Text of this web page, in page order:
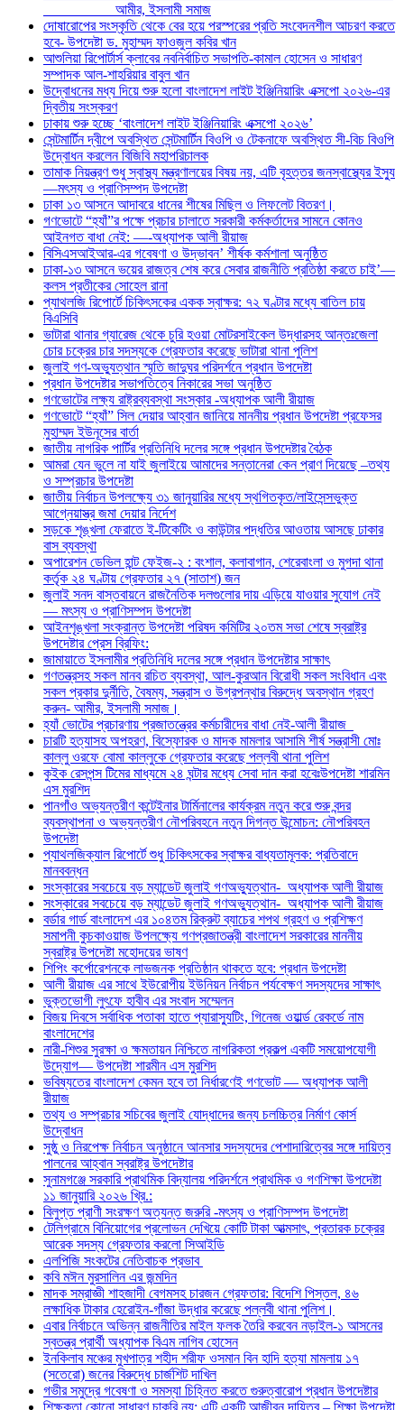
আমীর, ইসলামী সমাজ
দোষারোপের সংস্কৃতি থেকে বের হয়ে পরস্পরের প্রতি সংবেদনশীল আচরণ করতে
হবে- উপদেষ্টা ড. মুহাম্মদ ফাওজুল কবির খান
আশুলিয়া রিপোর্টার্স ক্লাবের নবনির্বাচিত সভাপতি-কামাল হোসেন ও সাধারণ
সম্পাদক আল-শাহরিয়ার বাবুল খান
উদ্বোধনের মধ্য দিয়ে শুরু হলো বাংলাদেশ লাইট ইঞ্জিনিয়ারিং এক্সপো ২০২৬-এর
দ্বিতীয় সংস্করণ
ঢাকায় শুরু হচ্ছে ‘বাংলাদেশ লাইট ইঞ্জিনিয়ারিং এক্সপো ২০২৬’
সেন্টমার্টিন দ্বীপে অবস্থিত সেন্টমার্টিন বিওপি ও টেকনাফে অবস্থিত সী-বিচ বিওপি
উদ্বোধন করলেন বিজিবি মহাপরিচালক
তামাক নিয়ন্ত্রণ শুধু স্বাস্থ্য মন্ত্রণালয়ের বিষয় নয়, এটি বৃহত্তর জনস্বাস্থ্যের ইস্যু
—মৎস্য ও প্রাণিসম্পদ উপদেষ্টা
ঢাকা ১৩ আসনে আদাবরে ধানের শীষের মিছিল ও লিফলেট বিতরণ।
গণভোটে “হ্যাঁ”র পক্ষে প্রচার চালাতে সরকারী কর্মকর্তাদের সামনে কোনও
আইনগত বাধা নেই: —-অধ্যাপক আলী রীয়াজ
বিসিএসআইআর-এর গবেষণা ও উদ্ভাবন’ শীর্ষক কর্মশালা অনুষ্ঠিত
ঢাকা-১৩ আসনে ভয়ের রাজত্ব শেষ করে সেবার রাজনীতি প্রতিষ্ঠা করতে চাই’—
কলস প্রতীকের সোহেল রানা
প্যাথলজি রিপোর্টে চিকিৎসকের একক স্বাক্ষর: ৭২ ঘণ্টার মধ্যে বাতিল চায়
বিএসিবি
ভাটারা থানার গ্যারেজ থেকে চুরি হওয়া মোটরসাইকেল উদ্ধারসহ আন্তঃজেলা
চোর চক্রের চার সদস্যকে গ্রেফতার করেছে ভাটারা থানা পুলিশ
জুলাই গণ-অভ্যুত্থান স্মৃতি জাদুঘর পরিদর্শনে প্রধান উপদেষ্টা
প্রধান উপদেষ্টার সভাপতিত্বে নিকারের সভা অনুষ্ঠিত
গণভোটের লক্ষ্য রাষ্ট্রব্যবস্থা সংস্কার -অধ্যাপক আলী রীয়াজ
গণভোটে “হ্যাঁ” সিল দেয়ার আহ্বান জানিয়ে মাননীয় প্রধান উপদেষ্টা প্রফেসর
মুহাম্মদ ইউনূসের বার্তা
জাতীয় নাগরিক পার্টির প্রতিনিধি দলের সঙ্গে প্রধান উপদেষ্টার বৈঠক
আমরা যেন ভুলে না যাই জুলাইয়ে আমাদের সন্তানেরা কেন প্রাণ দিয়েছে –তথ্য
ও সম্প্রচার উপদেষ্টা
জাতীয় নির্বাচন উপলক্ষ্যে ৩১ জানুয়ারির মধ্যে স্থগিতকৃত/লাইসেন্সভুক্ত
আগ্নেয়াস্ত্র জমা দেয়ার নির্দেশ
সড়কে শৃঙ্খলা ফেরাতে ই-টিকেটিং ও কাউন্টার পদ্ধতির আওতায় আসছে ঢাকার
বাস ব্যবস্থা
অপারেশন ডেভিল হান্ট ফেইজ-২ : বংশাল, কলাবাগান, শেরেবাংলা ও মুগদা থানা
কর্তৃক ২৪ ঘণ্টায় গ্রেফতার ২৭ (সাতাশ) জন
জুলাই সনদ বাস্তবায়নে রাজনৈতিক দলগুলোর দায় এড়িয়ে যাওয়ার সুযোগ নেই
— মৎস্য ও প্রাণিসম্পদ উপদেষ্টা
আইনশৃঙ্খলা সংক্রান্ত উপদেষ্টা পরিষদ কমিটির ২০তম সভা শেষে স্বরাষ্ট্র
উপদেষ্টার প্রেস ব্রিফিং:
জামায়াতে ইসলামীর প্রতিনিধি দলের সঙ্গে প্রধান উপদেষ্টার সাক্ষাৎ
গণতন্ত্রসহ সকল মানব রচিত ব্যবস্থা, আল-কুরআন বিরোধী সকল সংবিধান এবং
সকল প্রকার দুর্নীতি, বৈষম্য, সন্ত্রাস ও উগ্রপন্থার বিরুদ্ধে অবস্থান গ্রহণ
করুন- আমীর, ইসলামী সমাজ।
হ্যাঁ ভোটের প্রচারণায় প্রজাতন্ত্রের কর্মচারীদের বাধা নেই-আলী রীয়াজ
চারটি হত্যাসহ অপহরণ, বিস্ফোরক ও মাদক মামলার আসামি শীর্ষ সন্ত্রাসী মোঃ
কাল্লু ওরফে বোমা কাল্লুকে গ্রেফতার করেছে পল্লবী থানা পুলিশ
কুইক রেসপন্স টিমের মাধ্যমে ২৪ ঘন্টার মধ্যে সেবা দান করা হবেঃউপদেষ্টা শারমিন
এস মুরশিদ
পানগাঁও অভ্যন্তরীণ কন্টেইনার টার্মিনালের কার্যক্রম নতুন করে শুরু বন্দর
ব্যবস্থাপনা ও অভ্যন্তরীণ নৌপরিবহনে নতুন দিগন্ত উন্মোচন: নৌপরিবহন
উপদেষ্টা
প্যাথলজিক্যাল রিপোর্টে শুধু চিকিৎসকের স্বাক্ষর বাধ্যতামূলক: প্রতিবাদে
মানববন্ধন
সংস্কারের সবচেয়ে বড় ম্যান্ডেট জুলাই গণঅভ্যুত্থান- ⁠ ⁠অধ্যাপক আলী রীয়াজ
সংস্কারের সবচেয়ে বড় ম্যান্ডেট জুলাই গণঅভ্যুত্থান- ⁠ ⁠অধ্যাপক আলী রীয়াজ
বর্ডার গার্ড বাংলাদেশ এর ১০৪তম রিক্রুট ব্যাচের শপথ গ্রহণ ও প্রশিক্ষণ
সমাপনী কুচকাওয়াজ উপলক্ষ্যে গণপ্রজাতন্ত্রী বাংলাদেশ সরকারের মাননীয়
স্বরাষ্ট্র উপদেষ্টা মহোদয়ের ভাষণ
শিপিং কর্পোরেশনকে লাভজনক প্রতিষ্ঠান থাকতে হবে: প্রধান উপদেষ্টা
আলী রীয়াজ এর সাথে ইউরোপীয় ইউনিয়ন নির্বাচন পর্যবেক্ষণ সদস্যদের সাক্ষাৎ
ভুক্তভোগী লুৎফে হাবীব এর সংবাদ সম্মেলন
বিজয় দিবসে সর্বাধিক পতাকা হাতে প্যারাস্যুটিং, গিনেজ ওয়ার্ল্ড রেকর্ডে নাম
বাংলাদেশের
নারী-শিশুর সুরক্ষা ও ক্ষমতায়ন নিশ্চিতে নাগরিকতা প্রকল্প একটি সময়োপযোগী
উদ্যোগ— উপদেষ্টা শারমীন এস মুরশিদ
ভবিষ্যতের বাংলাদেশ কেমন হবে তা নির্ধারণেই গণভোট — অধ্যাপক আলী
রীয়াজ
তথ্য ও সম্প্রচার সচিবের জুলাই যোদ্ধাদের জন্য চলচ্চিত্র নির্মাণ কোর্স
উদ্বোধন
সুষ্ঠু ও নিরপেক্ষ নির্বাচন অনুষ্ঠানে আনসার সদস্যদের পেশাদারিত্বের সঙ্গে দায়িত্ব
পালনের আহ্বান স্বরাষ্ট্র উপদেষ্টার
সুনামগঞ্জে সরকারি প্রাথমিক বিদ্যালয় পরিদর্শনে প্রাথমিক ও গণশিক্ষা উপদেষ্টা
১১ জানুয়ারি ২০২৬ খ্রি.:
বিলুপ্ত প্রাণী সংরক্ষণ অত্যন্ত জরুরি -মৎস্য ও প্রাণিসম্পদ উপদেষ্টা
টেলিগ্রামে বিনিয়োগের প্রলোভন দেখিয়ে কোটি টাকা আত্মসাৎ, প্রতারক চক্রের
আরেক সদস্য গ্রেফতার করলো সিআইডি
এলপিজি সংকটের নেতিবাচক প্রভাব
কবি মঈন মুরসালিন এর জন্মদিন
মাদক সম্রাজ্ঞী শাহজাদী বেগমসহ চারজন গ্রেফতার: বিদেশি পিস্তল, ৪৬
লক্ষাধিক টাকার হেরোইন-গাঁজা উদ্ধার করেছে পল্লবী থানা পুলিশ।
এবার নির্বাচনে অভিন্ন রাজনীতির মাইল ফলক তৈরি করবেন নড়াইল-১ আসনের
স্বতন্ত্র প্রার্থী অধ্যাপক বিএম নাগিব হোসেন
ইনকিলাব মঞ্চের মুখপাত্র শহীদ শরীফ ওসমান বিন হাদি হত্যা মামলায় ১৭
(সতেরো) জনের বিরুদ্ধে চার্জশিট দাখিল
গভীর সমুদ্রে গবেষণা ও সমস্যা চিহ্নিত করতে গুরুত্বারোপ প্রধান উপদেষ্টার
শিক্ষকতা কোনো সাধারণ চাকরি নয়; এটি একটি আজীবন দায়িত্ব – শিক্ষা উপদেষ্টা